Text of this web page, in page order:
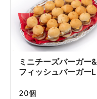
ミニチーズバーガー&
フィッシュバーガーL
20個